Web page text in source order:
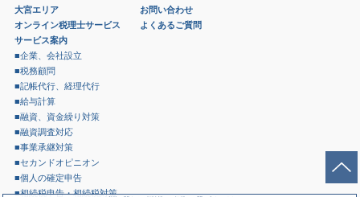
大宮エリア
オンライン税理士サービス
サービス案内
■企業、会社設立
■税務顧問
■記帳代行、経理代行
■給与計算
■融資、資金繰り対策
■融資調査対応
■事業承継対策
■セカンドオピニオン
■個人の確定申告
■相続税申告・相続税対策
お問い合わせ
よくあるご質問